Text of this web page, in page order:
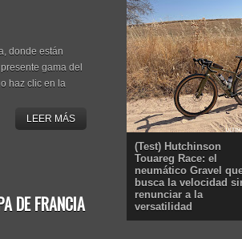
donde están
gama del
haz clic en la
LEER MÁS
DE FRANCIA
(Test) Hutchinson
Touareg Race: el
neumático Gravel
busca la velocidad
renunciar a la
versatilidad